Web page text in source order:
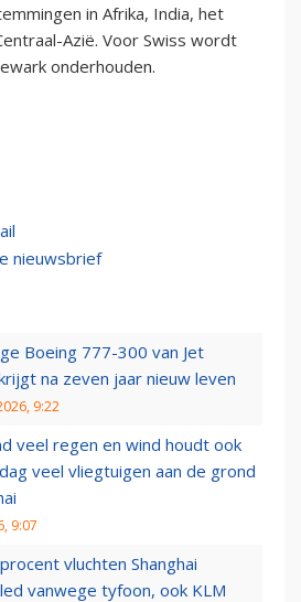
in Afrika, India, het
Azië. Voor Swiss wordt
onderhouden.
nieuwsbrief
Boeing 777-300 van Jet
na zeven jaar nieuw leven
9:22
veel regen en wind houdt ook
veel vliegtuigen aan de grond
9:07
vluchten Shanghai
vanwege tyfoon, ook KLM